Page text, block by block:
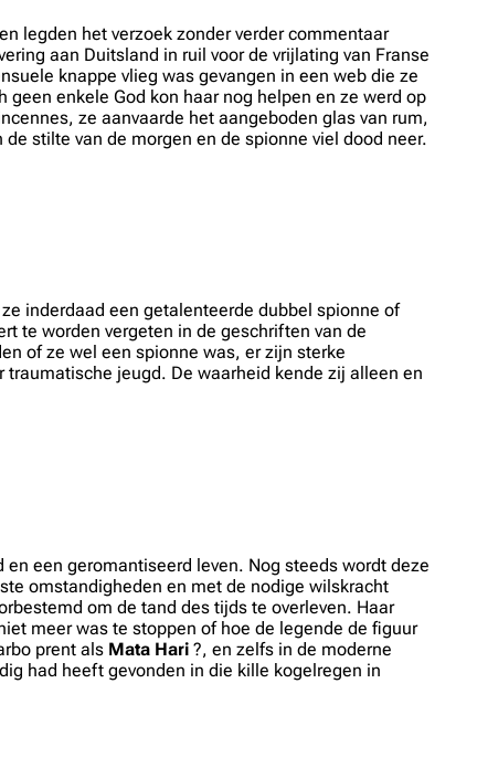
legden het verzoek zonder verder commentaar
aan Duitsland in ruil voor de vrijlating van Franse
knappe vlieg was gevangen in een web die ze
enkele God kon haar nog helpen en ze werd op
ze aanvaarde het aangeboden glas van rum,
stilte van de morgen en de spionne viel dood neer.
inderdaad een getalenteerde dubbel spionne of
te worden vergeten in de geschriften van de
of ze wel een spionne was, er zijn sterke
jeugd. De waarheid kende zij alleen en
een geromantiseerd leven. Nog steeds wordt deze
omstandigheden en met de nodige wilskracht
om de tand des tijds te overleven. Haar
meer was te stoppen of hoe de legende de figuur
prent als Mata Hari ?, en zelfs in de moderne
had heeft gevonden in die kille kogelregen in